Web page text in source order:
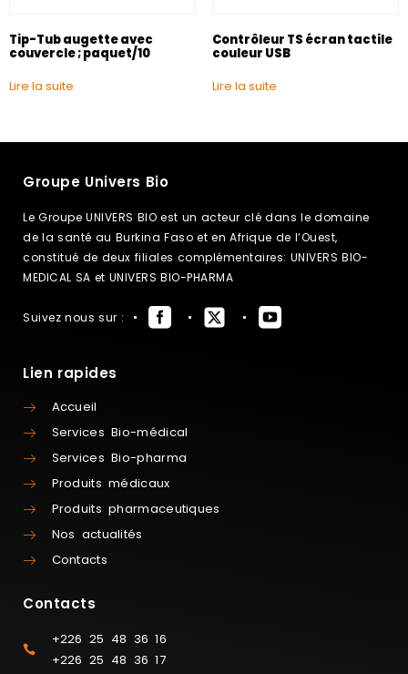
Tip-Tub augette avec
couvercle ; paquet/10
Lire la suite
Contrôleur TS écran tactile
couleur USB
Lire la suite
Groupe Univers Bio
Le Groupe UNIVERS BIO est un acteur clé dans le domaine
de la santé au Burkina Faso et en Afrique de l’Ouest,
constitué de deux filiales complémentaires: UNIVERS BIO-
MEDICAL SA et UNIVERS BIO-PHARMA
Suivez nous sur :
Lien rapides
Accueil
Services Bio-médical
Services Bio-pharma
Produits médicaux
Produits pharmaceutiques
Nos actualités
Contacts
Contacts
+226 25 48 36 16
+226 25 48 36 17